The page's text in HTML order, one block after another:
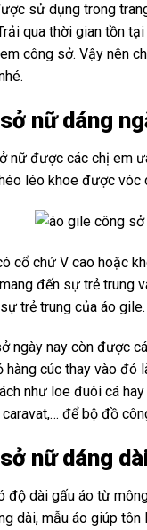
sử dụng trong
qua thời gian tồn
công sở. Vậy nên
nữ dáng
nữ được các chị em
léo khoe được
cổ chứ V cao hoặc
đến sự trẻ trung
trẻ trung của áo gile.
ngày nay còn được
cúc thay vào đó
như loe đuôi cá
để bộ đồ
nữ dáng
độ dài gấu áo từ
dài, mẫu áo giúp